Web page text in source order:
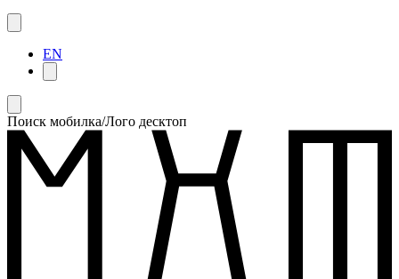
EN
Поиск мобилка/Лого десктоп